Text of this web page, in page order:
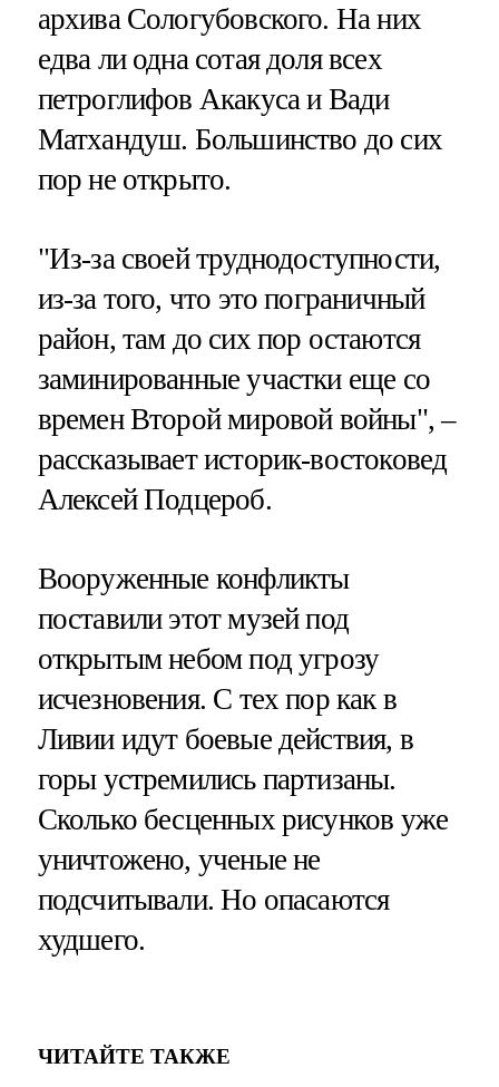
архива Сологубовского. На них
едва ли одна сотая доля всех
петроглифов Акакуса и Вади
Матхандуш. Большинство до сих
пор не открыто.
"Из-за своей труднодоступности,
из-за того, что это пограничный
район, там до сих пор остаются
заминированные участки еще со
времен Второй мировой войны", –
рассказывает историк-востоковед
Алексей Подцероб.
Вооруженные конфликты
поставили этот музей под
открытым небом под угрозу
исчезновения. С тех пор как в
Ливии идут боевые действия, в
горы устремились партизаны.
Сколько бесценных рисунков уже
уничтожено, ученые не
подсчитывали. Но опасаются
худшего.
ЧИТАЙТЕ ТАКЖЕ